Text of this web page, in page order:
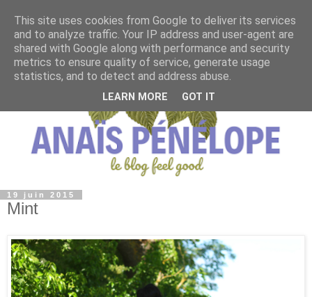
19 juin 2015
Mint
This site uses cookies from Google to deliver its services
and to analyze traffic. Your IP address and user-agent are
shared with Google along with performance and security
metrics to ensure quality of service, generate usage
statistics, and to detect and address abuse.
LEARN MORE GOT IT